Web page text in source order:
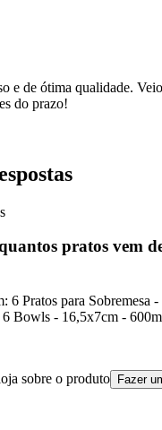
e de ótima qualidade.
do prazo!
pratos vem
6 Pratos para Sobremesa
6 Bowls - 16,5x7cm -
sobre o produto Fazer